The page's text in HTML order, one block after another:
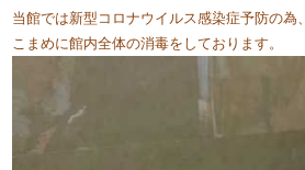
当館では新型コロナウイルス感染症予防の為、
こまめに館内全体の消毒をしております。